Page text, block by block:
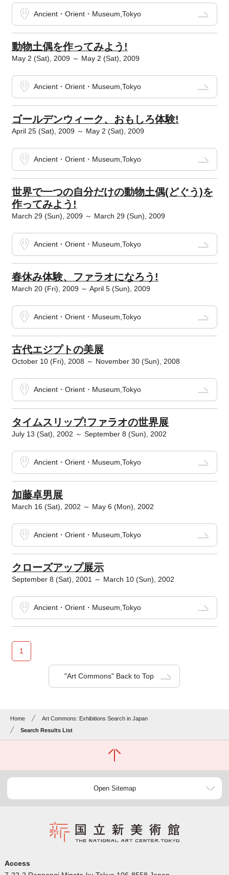
Ancient・Orient・Museum,Tokyo
動物土偶を作ってみよう!
May 2 (Sat), 2009 ～ May 2 (Sat), 2009
Ancient・Orient・Museum,Tokyo
ゴールデンウィーク、おもしろ体験!
April 25 (Sat), 2009 ～ May 2 (Sat), 2009
Ancient・Orient・Museum,Tokyo
世界で一つの自分だけの動物土偶(どぐう)を
作ってみよう!
March 29 (Sun), 2009 ～ March 29 (Sun), 2009
Ancient・Orient・Museum,Tokyo
春休み体験、ファラオになろう!
March 20 (Fri), 2009 ～ April 5 (Sun), 2009
Ancient・Orient・Museum,Tokyo
古代エジプトの美展
October 10 (Fri), 2008 ～ November 30 (Sun), 2008
Ancient・Orient・Museum,Tokyo
タイムスリップ!ファラオの世界展
July 13 (Sat), 2002 ～ September 8 (Sun), 2002
Ancient・Orient・Museum,Tokyo
加藤卓男展
March 16 (Sat), 2002 ～ May 6 (Mon), 2002
Ancient・Orient・Museum,Tokyo
クローズアップ展示
September 8 (Sat), 2001 ～ March 10 (Sun), 2002
Ancient・Orient・Museum,Tokyo
1
"Art Commons" Back to Top
Home
Art Commons: Exhibitions Search in Japan
Search Results List
Open Sitemap
Access